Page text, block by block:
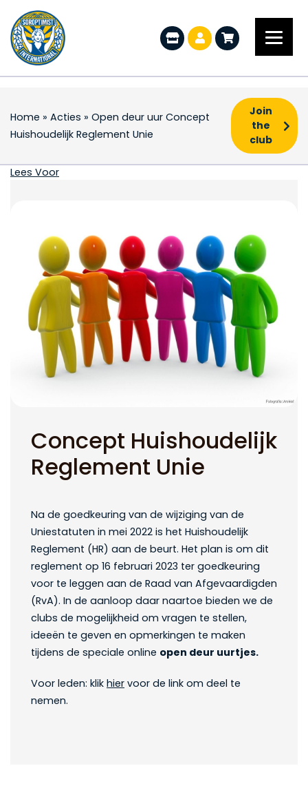
Home » Acties » Open deur uur Concept
Huishoudelijk Reglement Unie
Join
the
club
Open deur uur
Lees Voor
Concept Huishoudelijk
Reglement Unie
Na de goedkeuring van de wijziging van de
Uniestatuten in mei 2022 is het Huishoudelijk
Reglement (HR) aan de beurt. Het plan is om dit
reglement op 16 februari 2023 ter goedkeuring
voor te leggen aan de Raad van Afgevaardigden
(RvA). In de aanloop daar naartoe bieden we de
clubs de mogelijkheid om vragen te stellen,
ideeën te geven en opmerkingen te maken
tijdens de speciale online open deur uurtjes.
Voor leden: klik hier voor de link om deel te
nemen.